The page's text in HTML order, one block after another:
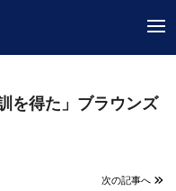
を得た」ブラウンズ
次の記事へ